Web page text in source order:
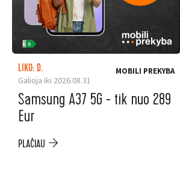
LIKO: D.
Galioja iki 2026.08.31
MOBILI PREKYBA
Samsung A37 5G - tik nuo 289
Eur
PLAČIAU